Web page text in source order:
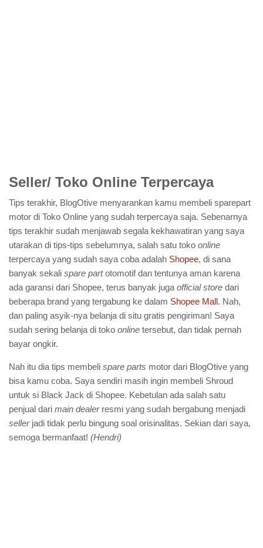
Seller/ Toko Online Terpercaya
Tips terakhir, BlogOtive menyarankan kamu membeli sparepart
motor di Toko Online yang sudah terpercaya saja. Sebenarnya
tips terakhir sudah menjawab segala kekhawatiran yang saya
utarakan di tips-tips sebelumnya, salah satu toko online
terpercaya yang sudah saya coba adalah Shopee, di sana
banyak sekali spare partotomotif dan tentunya aman karena
ada garansi dari Shopee, terus banyak juga official store dari
beberapa brand yang tergabung ke dalam Shopee Mall. Nah,
dan paling asyik-nya belanja di situ gratis pengiriman! Saya
sudah sering belanja di toko online tersebut, dan tidak pernah
bayar ongkir.
Nah itu dia tips membeli spare parts motor dari BlogOtive yang
bisa kamu coba. Saya sendiri masih ingin membeli Shroud
untuk si Black Jack di Shopee. Kebetulan ada salah satu
penjual dari main dealerresmi yang sudah bergabung menjadi
sellerjadi tidak perlu bingung soal orisinalitas. Sekian dari saya,
semoga bermanfaat! (Hendri)